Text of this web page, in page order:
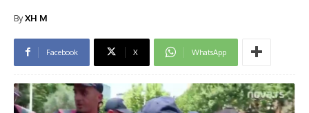
ByXH M
Facebook X WhatsApp